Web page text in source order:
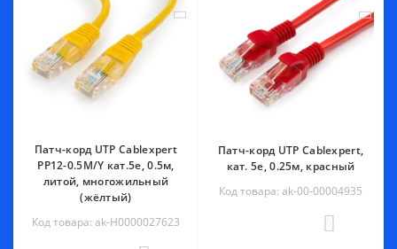
Патч-корд UTP Cablexpert
PP12-0.5M/Y кат.5e, 0.5м,
литой, многожильный
(жёлтый)
Код товара: ak-Н0000027623
Патч-корд UTP Cablexpert,
кат. 5e, 0.25м, красный
Код товара: ak-00-00004935